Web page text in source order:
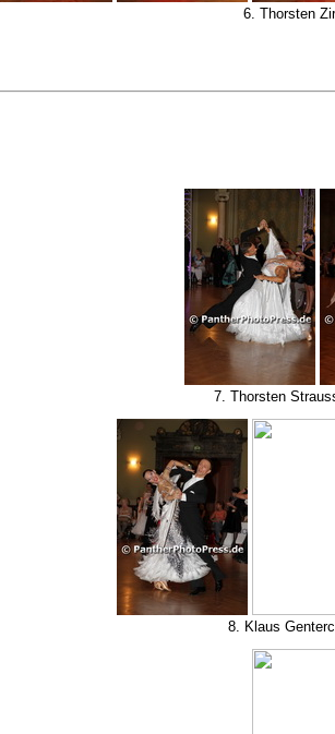
6. Thorsten
7. Thorsten
8. Klaus